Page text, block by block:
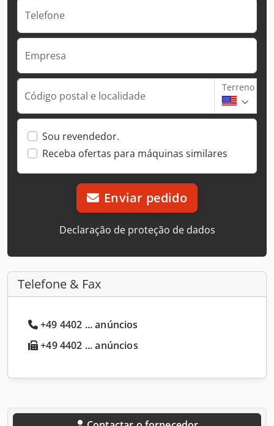
Telefone
Empresa
Código postal e localidade
Terreno
Sou revendedor.
Receba ofertas para máquinas similares
Enviar pedido
Declaração de proteção de dados
Telefone & Fax
+49 4402 ... anúncios
+49 4402 ... anúncios